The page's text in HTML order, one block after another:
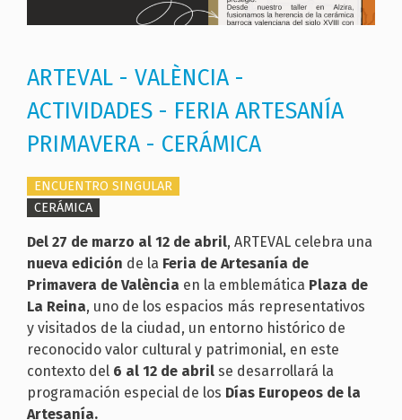
ARTEVAL - VALÈNCIA -
ACTIVIDADES - FERIA ARTESANÍA
PRIMAVERA - CERÁMICA
ENCUENTRO SINGULAR
CERÁMICA
Del 27 de marzo al 12 de abril, ARTEVAL celebra una
nueva edición de la Feria de Artesanía de
Primavera de València en la emblemática Plaza de
La Reina, uno de los espacios más representativos
y visitados de la ciudad, un entorno histórico de
reconocido valor cultural y patrimonial, en este
contexto del 6 al 12 de abril se desarrollará la
programación especial de los Días Europeos de la
Artesanía.